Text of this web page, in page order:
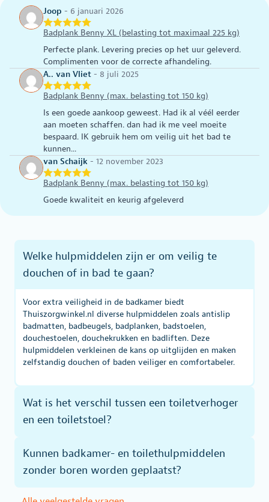
heeft
meerdere
variaties.
kan
gekozen
worden
productpagina
Joop - 6 januari 2026
Badplank Benny XL (belasting tot maximaal 225 kg)
Perfecte plank. Levering precies op het uur geleverd.
Complimenten voor de correcte afhandeling.
A.. van Vliet - 8 juli 2025
Badplank Benny (max. belasting tot 150 kg)
Is een goede aankoop geweest. Had ik al véél eerder
aan moeten schaffen. dan had ik me veel moeite
bespaard. IK gebruik hem om veilig uit het bad te
kunnen...
van Schaijk - 12 november 2023
Badplank Benny (max. belasting tot 150 kg)
Goede kwaliteit en keurig afgeleverd
Welke hulpmiddelen zijn er om veilig te
douchen of in bad te gaan?
Voor extra veiligheid in de badkamer biedt
Thuiszorgwinkel.nl diverse hulpmiddelen zoals antislip
badmatten, badbeugels, badplanken, badstoelen,
douchestoelen, douchekrukken en badliften. Deze
hulpmiddelen verkleinen de kans op uitglijden en maken
zelfstandig douchen of baden veiliger en comfortabeler.
Wat is het verschil tussen een toiletverhoger
en een toiletstoel?
Kunnen badkamer- en toilethulpmiddelen
zonder boren worden geplaatst?